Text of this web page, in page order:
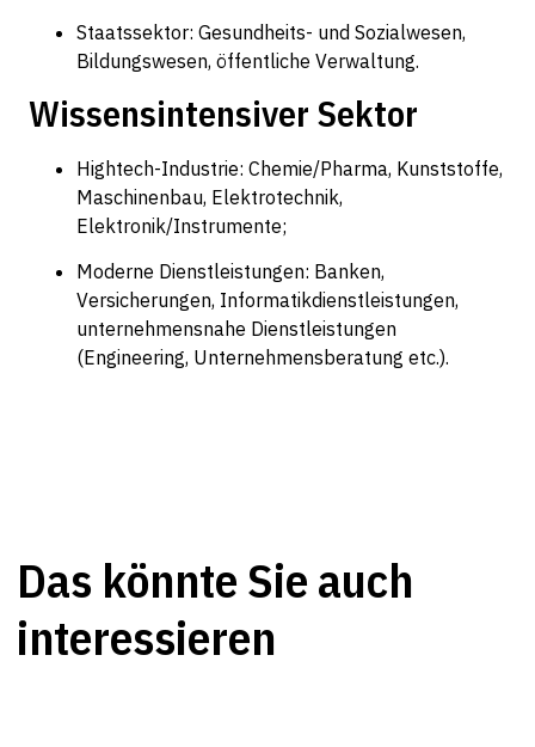
Staatssektor: Gesundheits- und Sozialwesen,
Bildungswesen, öffentliche Verwaltung.
Wissensintensiver Sektor
Hightech-Industrie: Chemie/Pharma, Kunststoffe,
Maschinenbau, Elektrotechnik,
Elektronik/Instrumente;
Moderne Dienstleistungen: Banken,
Versicherungen, Informatikdienstleistungen,
unternehmensnahe Dienstleistungen
(Engineering, Unternehmensberatung etc.).
Das könnte Sie auch
interessieren